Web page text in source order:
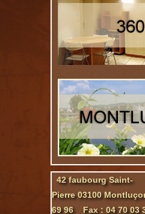
42 faubourg Saint-
Pierre 03100
69 96 Fax : 04 70 03